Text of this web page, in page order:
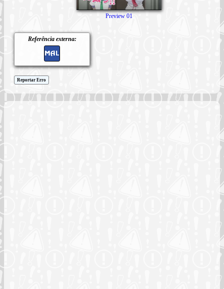
Referência externa:
Preview 01
Reportar Erro